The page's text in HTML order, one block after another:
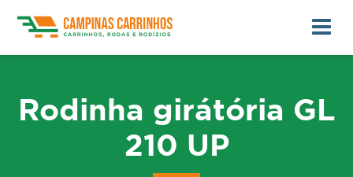
Rodinha girátória GL
210 UP